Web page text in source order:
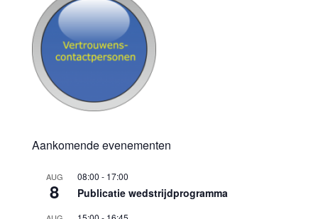
Aankomende evenementen
AUG
8
08:00 - 17:00
Publicatie wedstrijdprogramma